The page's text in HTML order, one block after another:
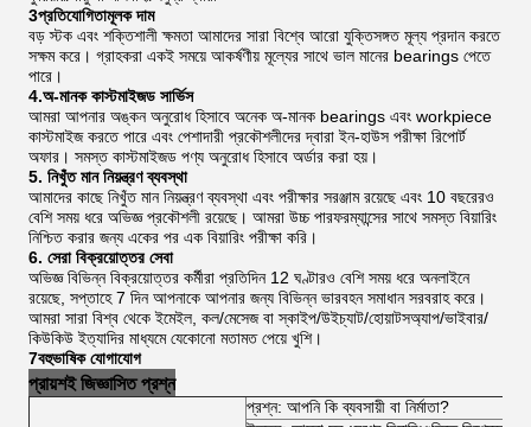
3প্রতিযোগিতামূলক দাম
বড় স্টক এবং শক্তিশালী ক্ষমতা আমাদের সারা বিশ্বে আরো যুক্তিসঙ্গত মূল্য প্রদান করতে
সক্ষম করে। গ্রাহকরা একই সময়ে আকর্ষণীয় মূল্যের সাথে ভাল মানের bearings পেতে
পারে।
4.অ-মানক কাস্টমাইজড সার্ভিস
আমরা আপনার অঙ্কন অনুরোধ হিসাবে অনেক অ-মানক bearings এবং workpiece
কাস্টমাইজ করতে পারে এবং পেশাদারী প্রকৌশলীদের দ্বারা ইন-হাউস পরীক্ষা রিপোর্ট
অফার। সমস্ত কাস্টমাইজড পণ্য অনুরোধ হিসাবে অর্ডার করা হয়।
5. নিখুঁত মান নিয়ন্ত্রণ ব্যবস্থা
আমাদের কাছে নিখুঁত মান নিয়ন্ত্রণ ব্যবস্থা এবং পরীক্ষার সরঞ্জাম রয়েছে এবং 10 বছরেরও
বেশি সময় ধরে অভিজ্ঞ প্রকৌশলী রয়েছে। আমরা উচ্চ পারফরম্যান্সের সাথে সমস্ত বিয়ারিং
নিশ্চিত করার জন্য একের পর এক বিয়ারিং পরীক্ষা করি।
6. সেরা বিক্রয়োত্তর সেবা
অভিজ্ঞ বিভিন্ন বিক্রয়োত্তর কর্মীরা প্রতিদিন 12 ঘণ্টারও বেশি সময় ধরে অনলাইনে
রয়েছে, সপ্তাহে 7 দিন আপনাকে আপনার জন্য বিভিন্ন ভারবহন সমাধান সরবরাহ করে।
আমরা সারা বিশ্ব থেকে ইমেইল, কল/মেসেজ বা স্কাইপ/উইচ্যাট/হোয়াটসঅ্যাপ/ভাইবার/
কিউকিউ ইত্যাদির মাধ্যমে যেকোনো মতামত পেয়ে খুশি।
7বহুভাষিক যোগাযোগ
প্রায়শই জিজ্ঞাসিত প্রশ্ন
প্রশ্ন: আপনি কি ব্যবসায়ী বা নির্মাতা?